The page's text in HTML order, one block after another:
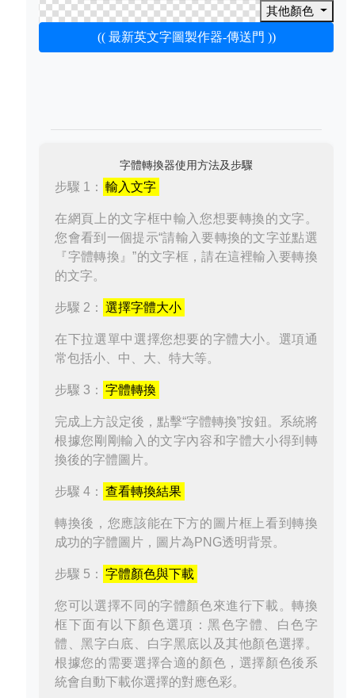
其他顏色
(( 最新英文字圖製作器-傳送門 ))
字體轉換器使用方法及步驟
步驟 1： 輸入文字
在網頁上的文字框中輸入您想要轉換的文字。
您會看到一個提示“請輸入要轉換的文字並點選
『字體轉換』”的文字框，請在這裡輸入要轉換
的文字。
步驟 2： 選擇字體大小
在下拉選單中選擇您想要的字體大小。選項通
常包括小、中、大、特大等。
步驟 3： 字體轉換
完成上方設定後，點擊“字體轉換”按鈕。系統將
根據您剛剛輸入的文字內容和字體大小得到轉
換後的字體圖片。
步驟 4： 查看轉換結果
轉換後，您應該能在下方的圖片框上看到轉換
成功的字體圖片，圖片為PNG透明背景。
步驟 5： 字體顏色與下載
您可以選擇不同的字體顏色來進行下載。轉換
框下面有以下顏色選項：黑色字體、白色字
體、黑字白底、白字黑底以及其他顏色選擇。
根據您的需要選擇合適的顏色，選擇顏色後系
統會自動下載你選擇的對應色彩。